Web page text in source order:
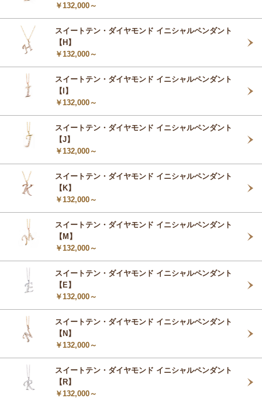
￥132,000～
スイートテン・ダイヤモンド イニシャルペンダント
【H】
￥132,000～
スイートテン・ダイヤモンド イニシャルペンダント
【I】
￥132,000～
スイートテン・ダイヤモンド イニシャルペンダント
【J】
￥132,000～
スイートテン・ダイヤモンド イニシャルペンダント
【K】
￥132,000～
スイートテン・ダイヤモンド イニシャルペンダント
【M】
￥132,000～
スイートテン・ダイヤモンド イニシャルペンダント
【E】
￥132,000～
スイートテン・ダイヤモンド イニシャルペンダント
【N】
￥132,000～
スイートテン・ダイヤモンド イニシャルペンダント
【R】
￥132,000～